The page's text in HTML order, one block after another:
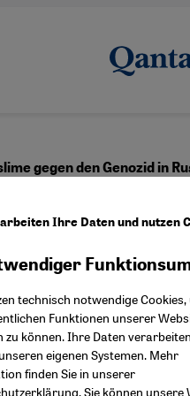
gegen den Genozid in
English
Ihre Daten und nutzen
technisch notwendige Cookies,
Funktionen unserer
zu können. Ihre Daten
eigenen Systemen. Mehr
finden Sie in unserer
. Sie können unsere